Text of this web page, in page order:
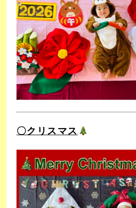
〇クリスマス